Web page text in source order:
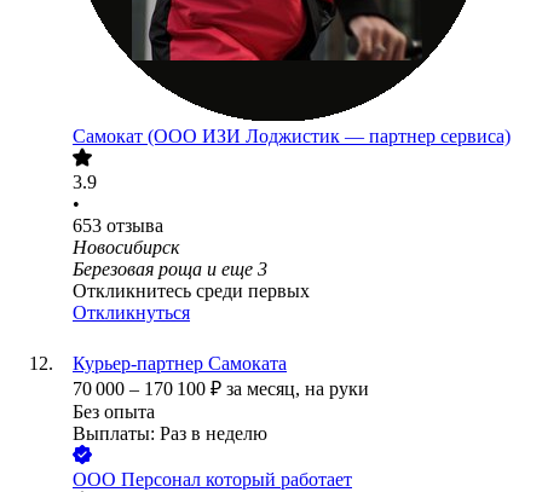
Самокат (ООО ИЗИ Лоджистик — партнер сервиса)
3.9
•
653 отзыва
Новосибирск
Березовая роща и еще 3
Откликнитесь среди первых
Откликнуться
Курьер-партнер Самоката
70 000 – 170 100 ₽ за месяц, на руки
Без опыта
Выплаты: Раз в неделю
ООО Персонал который работает